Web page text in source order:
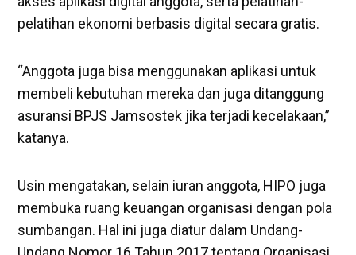
pelatihan ekonomi berbasis digital secara gratis.
“Anggota juga bisa menggunakan aplikasi untuk
membeli kebutuhan mereka dan juga ditanggung
asuransi BPJS Jamsostek jika terjadi kecelakaan,”
katanya.
Usin mengatakan, selain iuran anggota, HIPO juga
membuka ruang keuangan organisasi dengan pola
sumbangan. Hal ini juga diatur dalam Undang-